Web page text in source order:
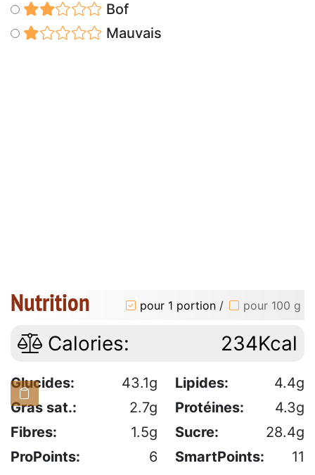
Bof
Mauvais
Nutrition pour 1 portion / pour 100 g
Calories: 234Kcal
Glucides: 43.1g Lipides:
4.4g
Gras sat.:
2.7g Protéines:
4.3g
Fibres:
1.5g Sucre:
28.4g
ProPoints:
6 SmartPoints: 11